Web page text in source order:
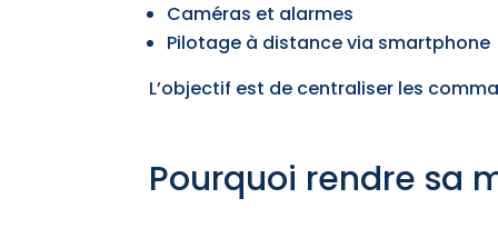
Caméras et alarmes
Pilotage à distance via smartphone
L’objectif est de centraliser les
Pourquoi rendre sa